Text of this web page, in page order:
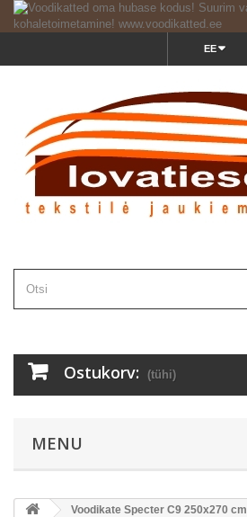
EE
Ostukorv: (tühi)
MENU
Voodikate Specter C9 250x270 cm